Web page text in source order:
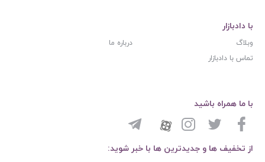
با دادبازار
وبلاگ
درباره ما
تماس با دادبازار
از تخفیف ها و جدیدترین ها با خبر شوید:
با ما همراه باشید